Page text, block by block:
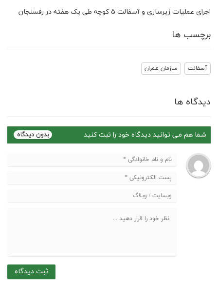
اجرای عملیات زیرسازی و آسفالت ۵ کوچه طی یک هفته در رفسنجان
برچسب ها
آسفالت سازمان عمران
دیدگاه ها
شما هم می توانید دیدگاه خود را ثبت کنید